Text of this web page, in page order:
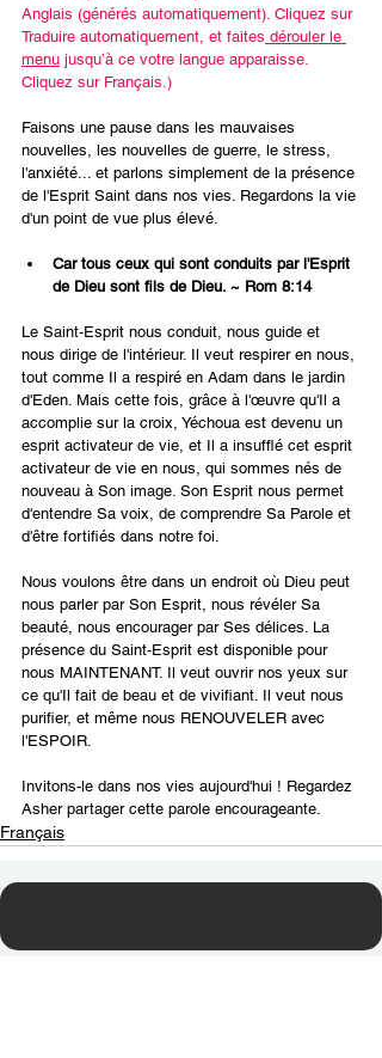
Anglais (générés automatiquement). Cliquez sur
Traduire automatiquement, et faites dérouler le
menu jusqu’à ce votre langue apparaisse.
Cliquez sur Français.)
Faisons une pause dans les mauvaises
nouvelles, les nouvelles de guerre, le stress,
l'anxiété... et parlons simplement de la présence
de l'Esprit Saint dans nos vies. Regardons la vie
d'un point de vue plus élevé.
Car tous ceux qui sont conduits par l'Esprit
de Dieu sont fils de Dieu. ~ Rom 8:14
Le Saint-Esprit nous conduit, nous guide et
nous dirige de l'intérieur. Il veut respirer en nous,
tout comme Il a respiré en Adam dans le jardin
d'Eden. Mais cette fois, grâce à l'œuvre qu'Il a
accomplie sur la croix, Yéchoua est devenu un
esprit activateur de vie, et Il a insufflé cet esprit
activateur de vie en nous, qui sommes nés de
nouveau à Son image. Son Esprit nous permet
d'entendre Sa voix, de comprendre Sa Parole et
d'être fortifiés dans notre foi.
Nous voulons être dans un endroit où Dieu peut
nous parler par Son Esprit, nous révéler Sa
beauté, nous encourager par Ses délices. La
présence du Saint-Esprit est disponible pour
nous MAINTENANT. Il veut ouvrir nos yeux sur
ce qu'Il fait de beau et de vivifiant. Il veut nous
purifier, et même nous RENOUVELER avec
l'ESPOIR.
Invitons-le dans nos vies aujourd'hui ! Regardez
Asher partager cette parole encourageante.
Français